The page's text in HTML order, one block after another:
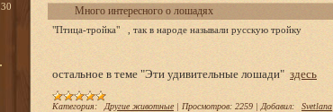
30
Много интересного о лошадях
"Птица-тройка" , так в народе называли русскую тройку
остальное в теме "Эти удивительные лошади" здесь
Категория: Другие животные | Просмотров: 2259 | Добавил: Svetlana